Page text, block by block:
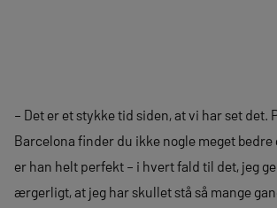
– Det er et stykke tid siden, at vi har set det.
Barcelona finder du ikke nogle meget bedre
er han helt perfekt – i hvert fald til det, jeg
ærgerligt, at jeg har skullet stå så mange